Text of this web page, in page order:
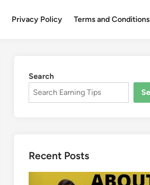
Privacy Policy Terms and Conditions
Search
Recent Posts